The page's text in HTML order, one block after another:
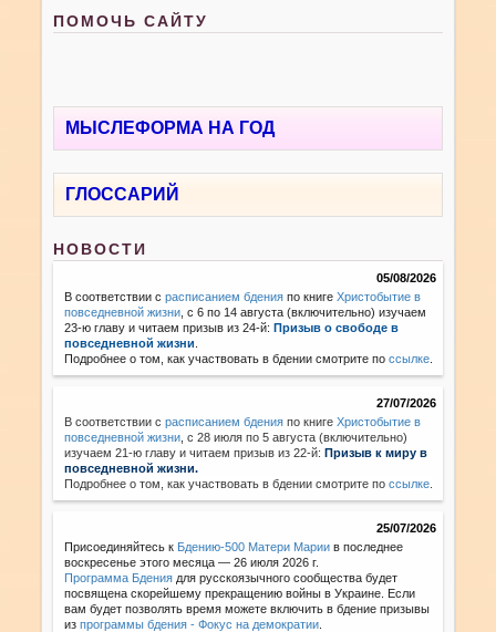
ПОМОЧЬ САЙТУ
МЫСЛЕФОРМА НА ГОД
ГЛОССАРИЙ
НОВОСТИ
05/08/2026
В соответствии срасписанием бдения по книгеХристобытие в
повседневной жизни , с 6 по 14 августа (включительно) изучаем
23-ю главу и читаем призыв из 24-й:Призыв о свободе в
повседневной жизни
Подробнее о том, как участвовать в бдении смотрите поссылке
27/07/2026
В соответствии с расписанием бдения по книгеХристобытие в
повседневной жизни с 28 июля по 5 августа (включительно)
изучаем 21-ю главу и читаем призыв из 22-й:Призыв к миру в
повседневной жизни.
Подробнее о том, как участвовать в бдении смотрите поссылке
25/07/2026
Присоединяйтесь к Бдению-500 Матери Марии в последнее
воскресенье этого месяца — 26 июля 2026 г.
Программа Бдения для русскоязычного сообщества будет
посвящена скорейшему прекращению войны в Украине. Если
вам будет позволять время можете включить в бдение призывы
изпрограммы бдения - Фокус на демократии